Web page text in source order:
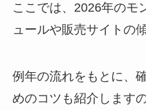
ここでは、2026年のモ
ュールや販売サイトの
例年の流れをもとに、
めのコツも紹介します